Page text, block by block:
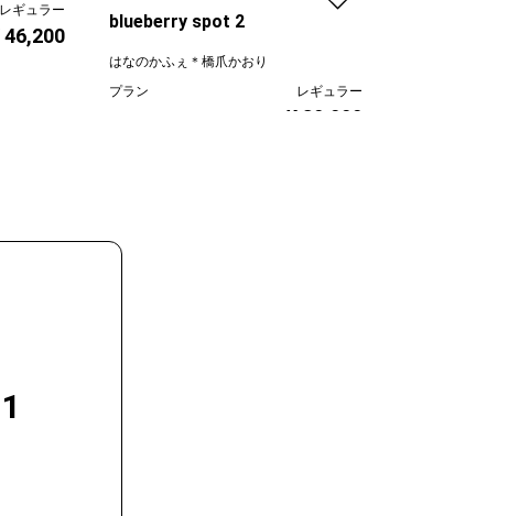
レギュラー
46,200
blueberry spot 2
はなのかふぇ＊橋爪かおり
プラン
レギュラー
¥ 30,000